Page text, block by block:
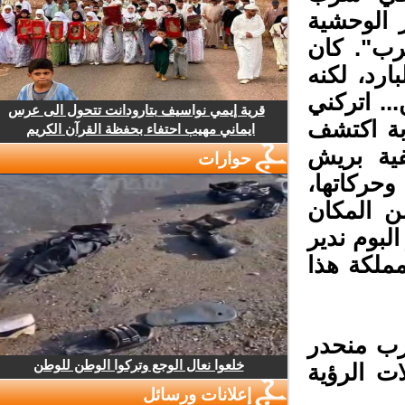
كان
لكنه
اتركني
اكتشف
بريش
المكان
ندير
هذا
منحدر
الرؤية
قرية إيمي نواسيف بتارودانت تتحول الى عرس
ايماني مهيب احتفاء بحفظة القرآن الكريم
حوارات
خلعوا نعال الوجع وتركوا الوطن للوطن
إعلانات ورسائل